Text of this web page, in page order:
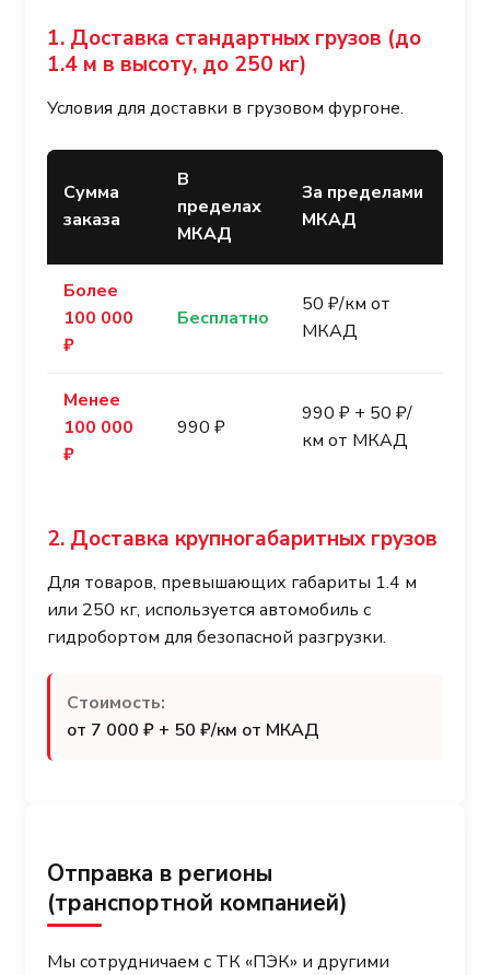
1. Доставка стандартных грузов (до
1.4 м в высоту, до 250 кг)
Условия для доставки в грузовом фургоне.
Сумма
заказа
В
пределах
МКАД
За пределами
МКАД
Более
100 000
₽
Бесплатно
50 ₽/км от
МКАД
Менее
100 000
₽
990 ₽
990 ₽ + 50 ₽/
км от МКАД
2. Доставка крупногабаритных грузов
Для товаров, превышающих габариты 1.4 м
или 250 кг, используется автомобиль с
гидробортом для безопасной разгрузки.
Стоимость:
от 7 000 ₽ + 50 ₽/км от МКАД
Отправка в регионы
(транспортной компанией)
Мы сотрудничаем с ТК «ПЭК» и другими